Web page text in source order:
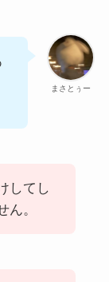
まさとぅー
してし
ん。